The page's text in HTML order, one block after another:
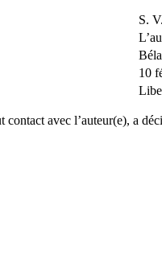
S. V.
10
avec l’auteur(e), a